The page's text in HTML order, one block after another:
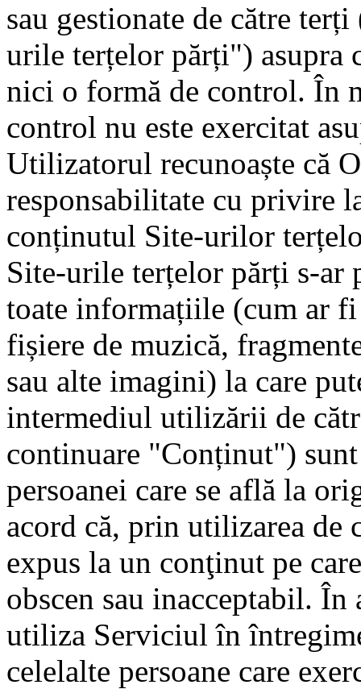
sau gestionate de către
urile terțelor părți") asupra
nici o formă de control. În
control nu este exercitat
Utilizatorul recunoaște că
responsabilitate cu privire
conținutul Site-urilor
Site-urile terțelor părți s-ar
toate informațiile (cum ar
fișiere de muzică,
sau alte imagini) la care
intermediul utilizării de
continuare "Conținut")
persoanei care se află la
acord că, prin utilizarea
expus la un conţinut pe
obscen sau inacceptabil.
utiliza Serviciul în
celelalte persoane care